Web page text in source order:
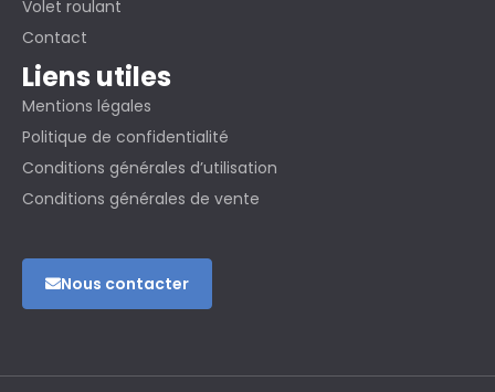
Volet roulant
Contact
Liens utiles
Mentions légales
Politique de confidentialité
Conditions générales d’utilisation
Conditions générales de vente
Nous contacter